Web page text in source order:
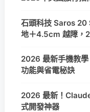
石頭科技 Saros 20
地＋4.5cm 越障，
2026 最新手機教
功能與省電秘訣
2026 最新！
式開發神器